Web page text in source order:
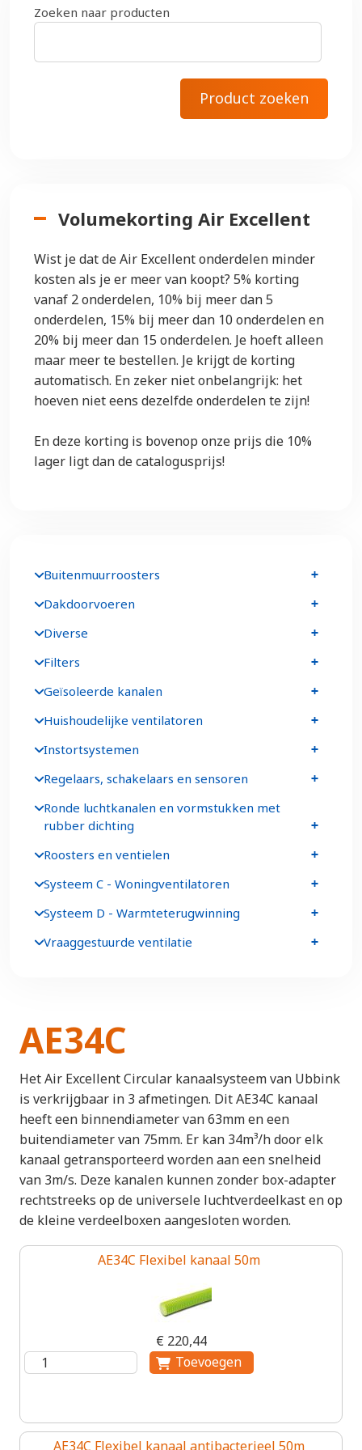
AE34C
Het Air Excellent Circular kanaalsysteem van Ubbink
is verkrijgbaar in 3 afmetingen. Dit AE34C kanaal
heeft een binnendiameter van 63mm en een
buitendiameter van 75mm. Er kan 34m³/h door elk
kanaal getransporteerd worden aan een snelheid
van 3m/s. Deze kanalen kunnen zonder box-adapter
rechtstreeks op de universele luchtverdeelkast en op
de kleine verdeelboxen aangesloten worden.
AE34C Flexibel kanaal 50m
€ 220,44
AE34C Flexibel kanaal antibacterieel 50m
Zoeken naar producten
Volumekorting Air Excellent
Wist je dat de Air Excellent onderdelen minder
kosten als je er meer van koopt? 5% korting
vanaf 2 onderdelen, 10% bij meer dan 5
onderdelen, 15% bij meer dan 10 onderdelen en
20% bij meer dan 15 onderdelen. Je hoeft alleen
maar meer te bestellen. Je krijgt de korting
automatisch. En zeker niet onbelangrijk: het
hoeven niet eens dezelfde onderdelen te zijn!
En deze korting is bovenop onze prijs die 10%
lager ligt dan de catalogusprijs!
Buitenmuurroosters
Dakdoorvoeren
Diverse
Filters
Geïsoleerde kanalen
Huishoudelijke ventilatoren
Instortsystemen
Regelaars, schakelaars en sensoren
Ronde luchtkanalen en vormstukken met
rubber dichting
Roosters en ventielen
Systeem C - Woningventilatoren
Systeem D - Warmteterugwinning
Vraaggestuurde ventilatie